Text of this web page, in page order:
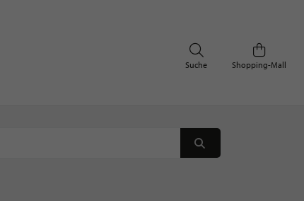
Shopping-Mall
Suche